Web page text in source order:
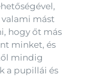
mást
hogy őt más
minket, és
mindig
a pupillái és